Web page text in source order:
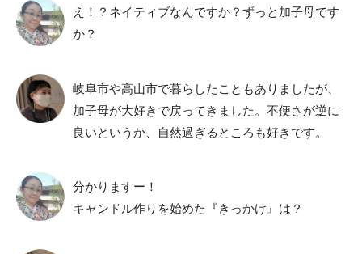
え！？ネイティブなんですか？ずっと加子母です
か？
岐阜市や高山市で暮らしたこともありましたが、
加子母が大好きで戻ってきました。不便さが逆に
良いというか、自然過ぎるところも好きです。
分かりますー！
キャンドル作りを始めた『きっかけ』は？